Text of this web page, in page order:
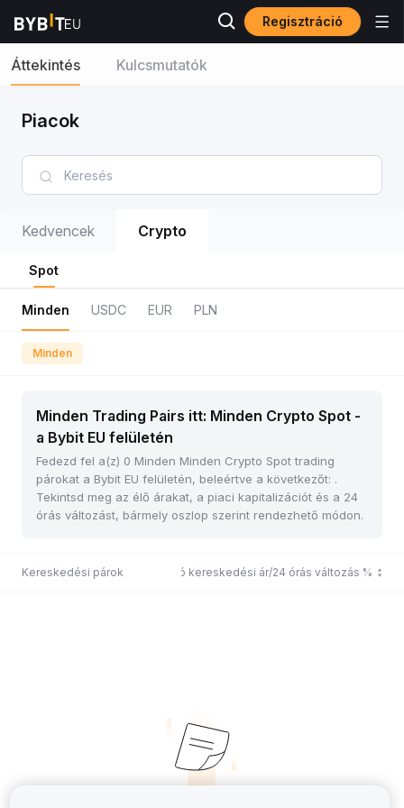
Regisztráció
Áttekintés Kulcsmutatók
Piacok
Kedvencek Crypto
Spot
Minden USDC EUR PLN
Minden
Minden Trading Pairs itt: Minden Crypto Spot -
a Bybit EU felületén
Fedezd fel a(z) 0 Minden Minden Crypto Spot trading
párokat a Bybit EU felületén, beleértve a következőt: .
Tekintsd meg az élő árakat, a piaci kapitalizációt és a 24
órás változást, bármely oszlop szerint rendezhető módon.
Kereskedési párok Utolsó kereskedési ár/24 órás változás %